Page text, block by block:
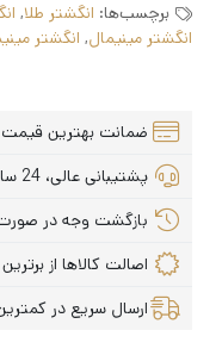
برچسب‌ها:انگشتر طلا,
انگشتر مینیمال, انگشتر
ضمانت بهترین قیمت
پشتیبانی عالی، 24 ساعت، 7 روز هفته
بازگشت وجه در صورت
اصالت کالاها از برترین
ارسال سریع در کمترین